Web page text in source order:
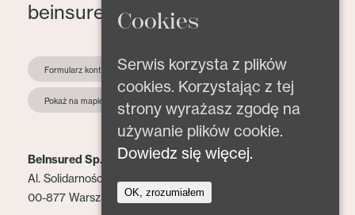
beinsured@beinsured.pl
Formularz kontaktowy
Pokaż na mapie
BeInsured Sp. z o.o.
Al. Solidarności 153 lok. 2
00-877 Warszawa
Cookies
Serwis korzysta z plików
cookies. Korzystając z tej
strony wyrażasz zgodę na
używanie plików cookie.
Dowiedz się więcej.
OK, zrozumiałem